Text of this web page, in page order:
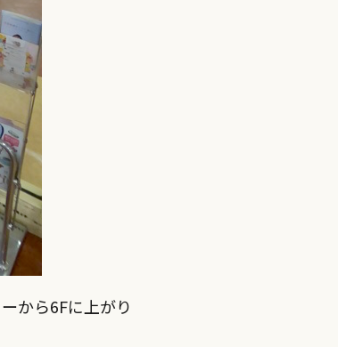
から6Fに上がり